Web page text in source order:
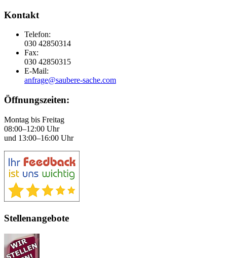
Kontakt
Telefon:
030 42850314
Fax:
030 42850315
E-Mail:
anfrage@saubere-sache.com
Öffnungszeiten:
Montag bis Freitag
08:00–12:00 Uhr
und 13:00–16:00 Uhr
Stellenangebote